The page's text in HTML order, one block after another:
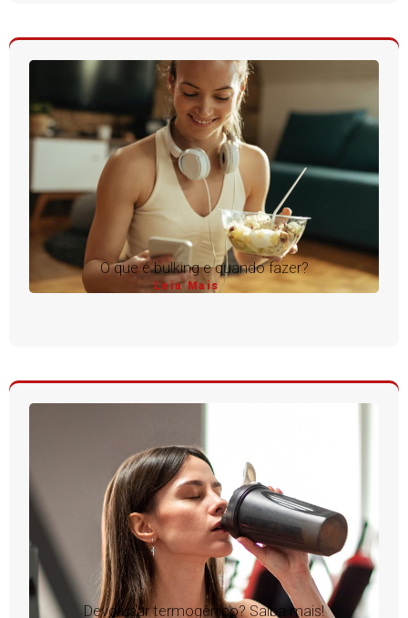
O que é bulking e quando fazer?
Leia Mais
Devo usar termogênico? Saiba mais!